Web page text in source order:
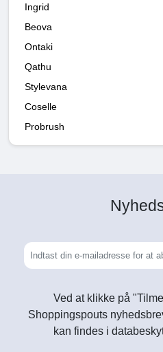
Ingrid
Beova
Ontaki
Qathu
Stylevana
Coselle
Probrush
Ved at klikke på
Shoppingspouts
kan findes i